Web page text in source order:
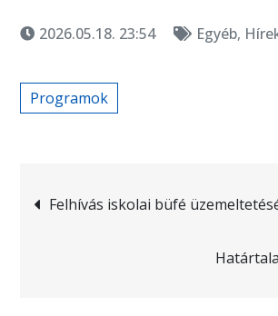
2026.05.18. 23:54 Egyéb,
Programok
Bejegyzés
Felhívás iskolai büfé